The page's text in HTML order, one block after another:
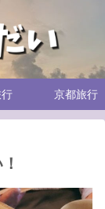
京都旅行